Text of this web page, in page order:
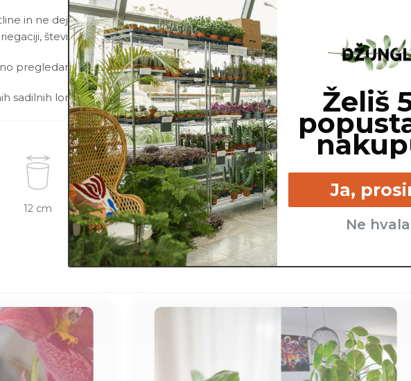
in ne dejanske rastline, ki jo naročite. Ker je vsaka rastlina unikatna, so
številu listov, vej, cvetov, itd. …
pregledamo in zagotovimo, da gredo na pot zdrave in čim bolj podobne
sadilnih lončkih. Okrasni lonec ni vključen v ceno.
12 cm
Malo - ko se zemlja
popolnoma izsuši.
Veliko - posredna in
neposredna sončna
svetloba.
Želiš
Ja,
Ne